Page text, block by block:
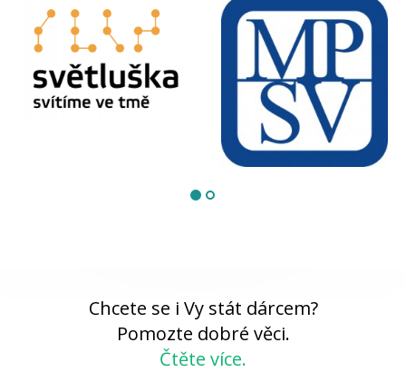
Chcete se i Vy stát dárcem?
Pomozte dobré věci.
Čtěte více.